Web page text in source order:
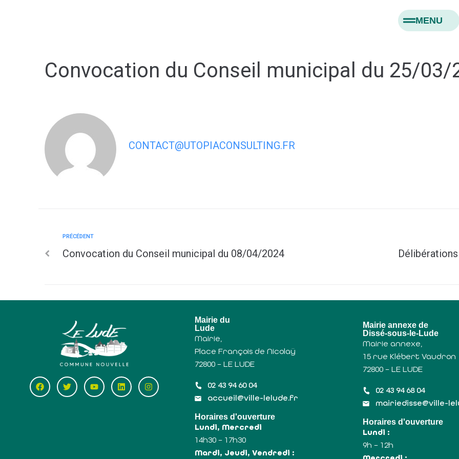
MENU
Convocation du Conseil municipal du 25/03/
CONTACT@UTOPIACONSULTING.FR
PRÉCÉDENT
Convocation du Conseil municipal du 08/04/2024
Mairie du
Lude
Mairie,
Place François de Nicolaÿ
72800 – LE LUDE
02 43 94 60 04
accueil@ville-lelude.fr
Horaires d'ouverture
Lundi, Mercredi
14h30 – 17h30
Mardi, Jeudi, Vendredi :
Mairie annexe de
Dissé-sous-le-Lude
Mairie annexe,
15 rue Klébert Vaudron
72800 – LE LUDE
02 43 94 68 04
mairiedisse@ville-
Horaires d'ouverture
Lundi :
9h – 12h